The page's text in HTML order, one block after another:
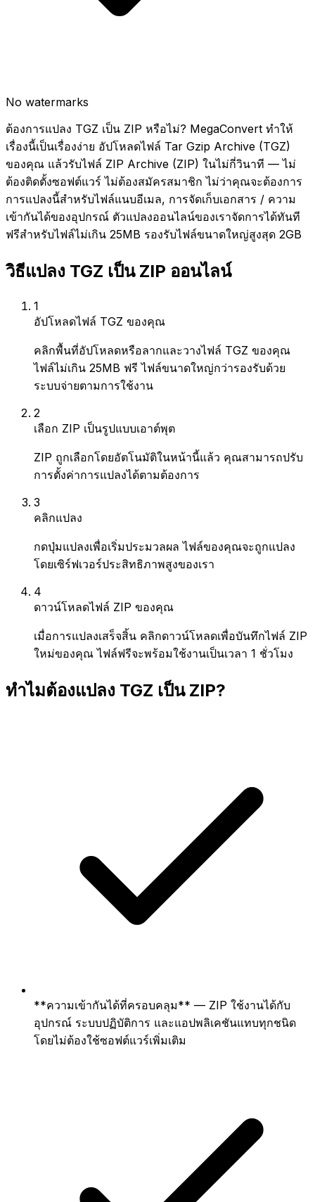
No watermarks
ต้องการแปลง TGZ เป็น ZIP หรือไม่? MegaConvert ทำให้
เรื่องนี้เป็นเรื่องง่าย อัปโหลดไฟล์ Tar Gzip Archive (TGZ)
ของคุณ แล้วรับไฟล์ ZIP Archive (ZIP) ในไม่กี่วินาที — ไม่
ต้องติดตั้งซอฟต์แวร์ ไม่ต้องสมัครสมาชิก ไม่ว่าคุณจะต้องการ
การแปลงนี้สำหรับไฟล์แนบอีเมล, การจัดเก็บเอกสาร / ความ
เข้ากันได้ของอุปกรณ์ ตัวแปลงออนไลน์ของเราจัดการได้ทันที
ฟรีสำหรับไฟล์ไม่เกิน 25MB รองรับไฟล์ขนาดใหญ่สูงสุด 2GB
วิธีแปลง TGZ เป็น ZIP ออนไลน์
1
อัปโหลดไฟล์ TGZ ของคุณ
คลิกพื้นที่อัปโหลดหรือลากและวางไฟล์ TGZ ของคุณ
ไฟล์ไม่เกิน 25MB ฟรี ไฟล์ขนาดใหญ่กว่ารองรับด้วย
ระบบจ่ายตามการใช้งาน
2
เลือก ZIP เป็นรูปแบบเอาต์พุต
ZIP ถูกเลือกโดยอัตโนมัติในหน้านี้แล้ว คุณสามารถปรับ
การตั้งค่าการแปลงได้ตามต้องการ
3
คลิกแปลง
กดปุ่มแปลงเพื่อเริ่มประมวลผล ไฟล์ของคุณจะถูกแปลง
โดยเซิร์ฟเวอร์ประสิทธิภาพสูงของเรา
4
ดาวน์โหลดไฟล์ ZIP ของคุณ
เมื่อการแปลงเสร็จสิ้น คลิกดาวน์โหลดเพื่อบันทึกไฟล์ ZIP
ใหม่ของคุณ ไฟล์ฟรีจะพร้อมใช้งานเป็นเวลา 1 ชั่วโมง
ทำไมต้องแปลง TGZ เป็น ZIP?
**ความเข้ากันได้ที่ครอบคลุม** — ZIP ใช้งานได้กับ
อุปกรณ์ ระบบปฏิบัติการ และแอปพลิเคชันแทบทุกชนิด
โดยไม่ต้องใช้ซอฟต์แวร์เพิ่มเติม